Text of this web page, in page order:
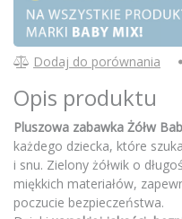
Dodaj do porównania
Opis produktu
Pluszowa zabawka Żółw
każdego dziecka, które
i snu. Zielony żółwik o
miękkich materiałów,
poczucie bezpieczeństwa.